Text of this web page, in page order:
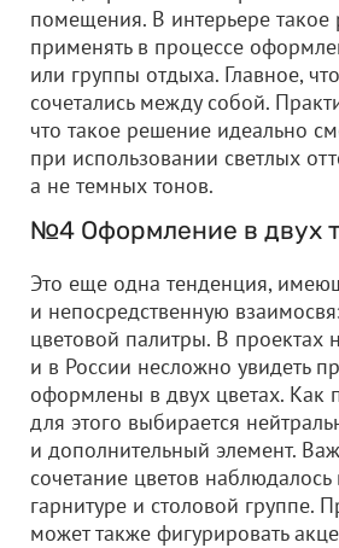
помещения. В интерьере
применять в процессе
или группы отдыха. Главное,
сочетались между собой.
что такое решение идеально
при использовании светлых
а не темных тонов.
№4 Оформление в двух
Это еще одна тенденция,
и непосредственную
цветовой палитры. В проектах
и в России несложно увидеть
оформлены в двух цветах. Как
для этого выбирается
и дополнительный элемент.
сочетание цветов наблюдалось
гарнитуре и столовой группе.
может также фигурировать